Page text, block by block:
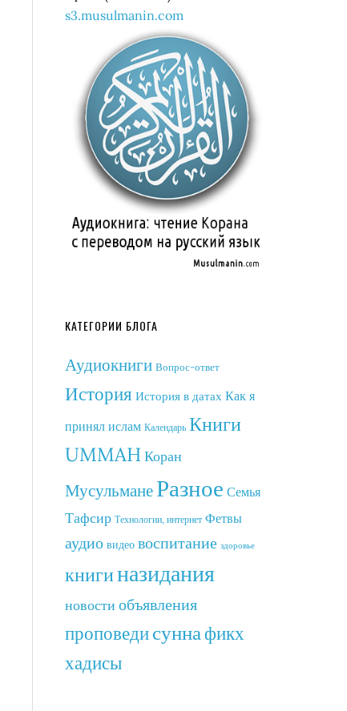
s3.musulmanin.com
КАТЕГОРИИ БЛОГА
Аудиокниги Вопрос-ответ
История История в датах Как я
принял ислам Календарь Книги
UMMAH Коран
МусульманеРазное Семья
Тафсир Технологии, интернет Фетвы
аудио видео воспитание здоровье
книгиназидания
новости объявления
проповедисуннафикх
хадисы